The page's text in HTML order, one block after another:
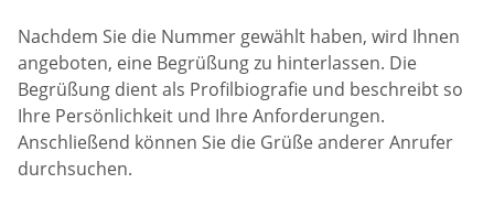
Nachdem Sie die Nummer gewählt haben, wird Ihnen
angeboten, eine Begrüßung zu hinterlassen. Die
Begrüßung dient als Profilbiografie und beschreibt so
Ihre Persönlichkeit und Ihre Anforderungen.
Anschließend können Sie die Grüße anderer Anrufer
durchsuchen.